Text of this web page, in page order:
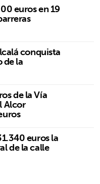
euros en 19
conquista
de la
de la Vía
Alcor
euros la
de la calle